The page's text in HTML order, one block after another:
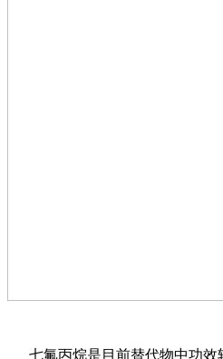
七氟丙烷是目前替代物中功效